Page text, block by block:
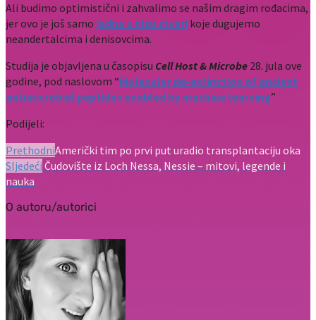
Ali budimo optimistični i zahvalimo se našim dragim rođacima,
jer ovo je još samo jedna u nizu stvari koje dugujemo
neandertalcima i denisovcima.
Studija je objavljena u časopisu Cell Host & Microbe 28. jula ove
godine, pod naslovom “Molecular de-extinction of ancient
antimicrobial peptides enabled by machine learning”
Podijeli:
PrethodniAmerički tim po prvi put uradio transplantaciju oka
Sljedeći Čudovište iz Loch Nessa, Nessie – mitovi, legende i
nauka
O autoru/autorici